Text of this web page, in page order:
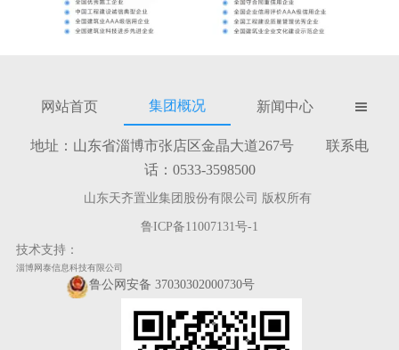
网站首页 集团概况 新闻中心 
地址：山东省淄博市张店区金晶大道267号 联系电
话：0533-3598500
山东天齐置业集团股份有限公司 版权所有
鲁ICP备11007131号-1
技术支持：
淄博网泰信息科技有限公司
鲁公网安备 37030302000730号